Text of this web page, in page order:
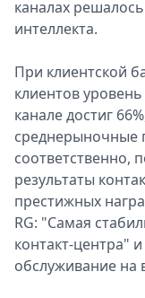
Пресс-
релизы
Metro
Стримы
Звезды
Выборы
2026
Скачай
Metro
каналах
интеллекта.
При клиентской
клиентов
канале достиг
среднерыночные
соответственно,
результаты
престижных
RG: "Самая
контакт-центра"
обслуживание на